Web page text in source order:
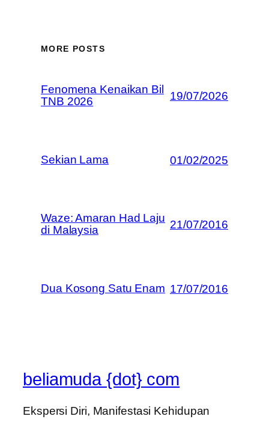
MORE POSTS
Fenomena Kenaikan Bil
TNB 2026
19/07/2026
Sekian Lama 01/02/2025
Waze: Amaran Had Laju
di Malaysia
21/07/2016
Dua Kosong Satu Enam 17/07/2016
beliamuda {dot} com
Ekspersi Diri, Manifestasi Kehidupan